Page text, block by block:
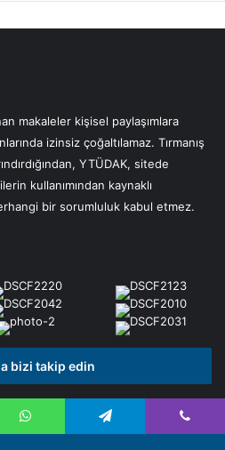
makaleler kişisel paylaşımlara
izinsiz çoğaltılamaz. Tırmanış
YTÜDAK, sitede
kullanımından kaynaklı
bir sorumluluk kabul etmez.
bizi takip edin
Telegram Viber